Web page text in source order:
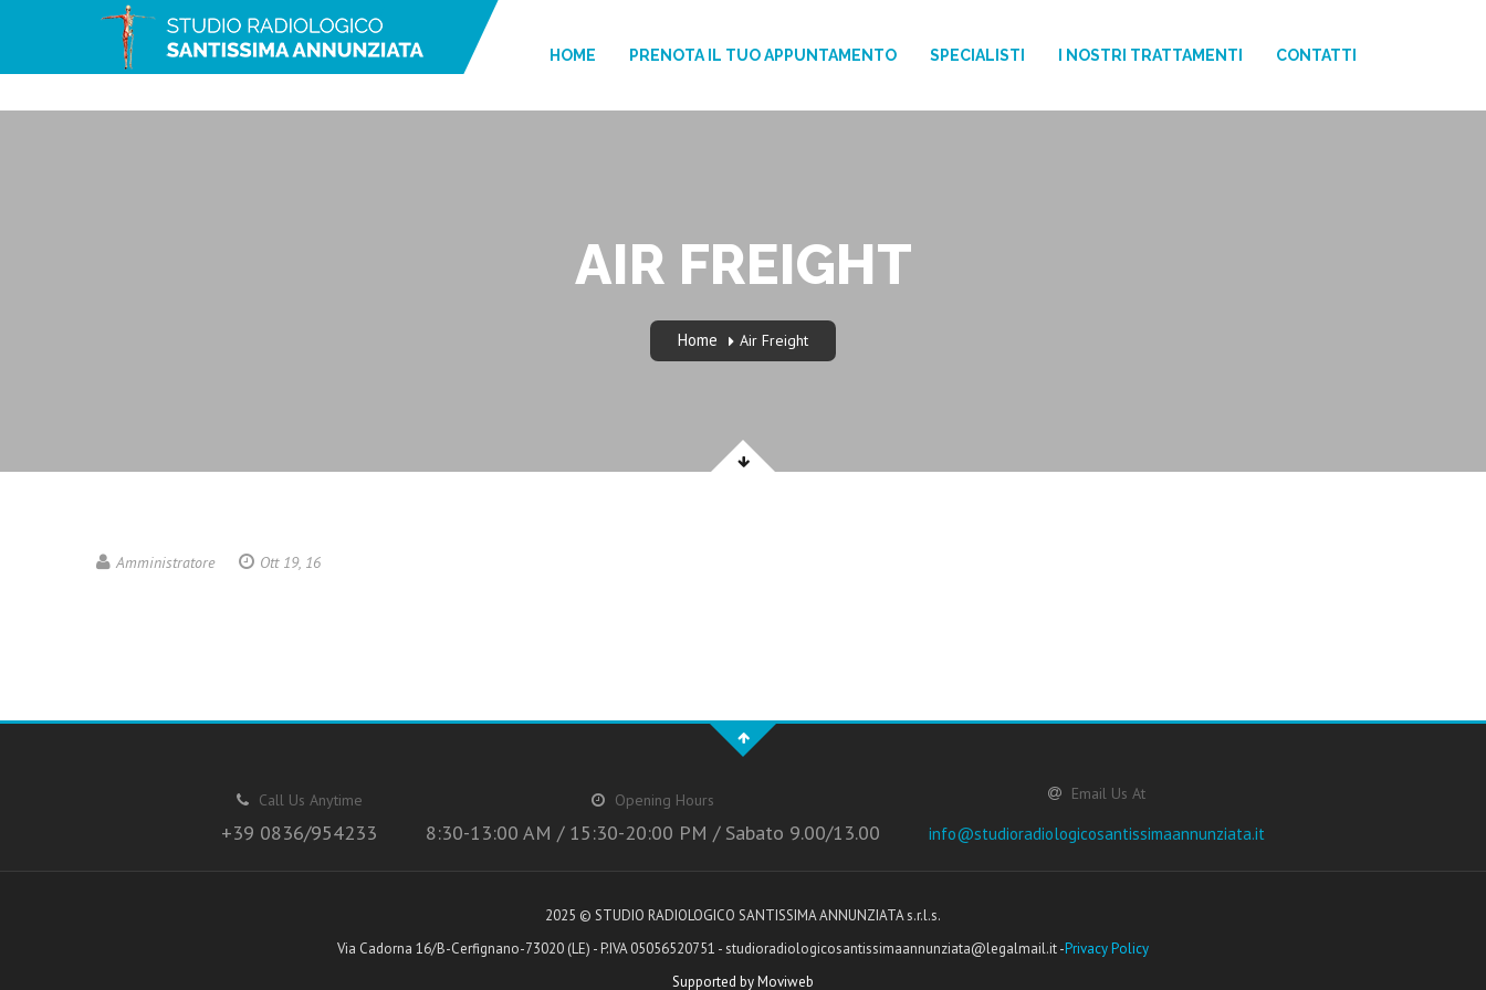
HOME PRENOTA IL TUO APPUNTAMENTO SPECIALISTI I NOSTRI TRATTAMENTI CONTATTI
AIR FREIGHT
Home Air Freight
Amministratore Ott 19, 16
Call Us Anytime
+39 0836/954233
Opening Hours
8:30-13:00 AM / 15:30-20:00 PM / Sabato 9.00/13.00
Email Us At
info@studioradiologicosantissimaannunziata.it
2025 © STUDIO RADIOLOGICO SANTISSIMA ANNUNZIATA s.r.l.s.
Via Cadorna 16/B-Cerfignano-73020 (LE) - P.IVA 05056520751 - studioradiologicosantissimaannunziata@legalmail.it -Privacy Policy
Supported by Moviweb